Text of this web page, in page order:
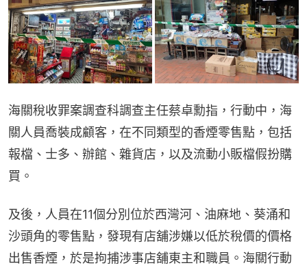
海關稅收罪案調查科調查主任蔡卓勳指，行動中，海
關人員喬裝成顧客，在不同類型的香煙零售點，包括
報檔、士多、辦館、雜貨店，以及流動小販檔假扮購
買。
及後，人員在11個分別位於西灣河、油麻地、葵涌和
沙頭角的零售點，發現有店舖涉嫌以低於稅價的價格
出售香煙，於是拘捕涉事店舖東主和職員。海關行動